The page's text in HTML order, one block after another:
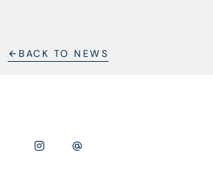
BACK TO NEWS